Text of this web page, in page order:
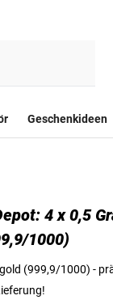
Geschenkideen
Gold-Anlage-Depot: 4 x
4 x 0,5
1000)
(999,9/1000) -